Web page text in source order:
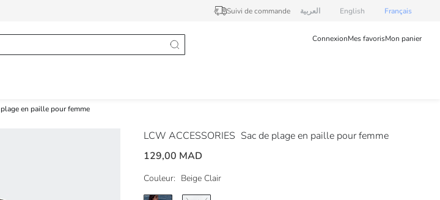
Suivi de commande العربية English Français
ConnexionMes favorisMon panier
plage en paille pour femme
LCW ACCESSORIES Sac de plage en paille pour femme
129,00 MAD
Couleur: Beige Clair